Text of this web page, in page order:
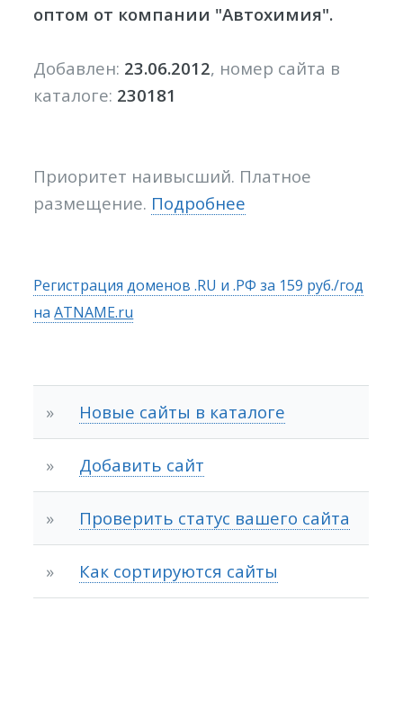
оптом от компании "Автохимия".
Добавлен: 23.06.2012, номер сайта в
каталоге: 230181
Приоритет наивысший. Платное
размещение. Подробнее
Регистрация доменов .RU и .РФ за 159 руб./год
наATNAME.ru
» Новые сайты в каталоге
» Добавить сайт
» Проверить статус вашего сайта
» Как сортируются сайты